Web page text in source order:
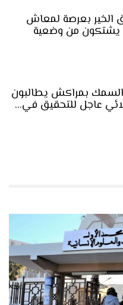
الخير بعرصة لمعاش
من وضعية
السمك بمراكش يطالبون
عاجل للتحقيق في…